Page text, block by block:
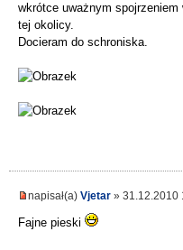
wkrótce uważnym
tej okolicy.
Docieram do schroniska.
napisał(a) Vjetar » 31.12.2010
Fajne pieski